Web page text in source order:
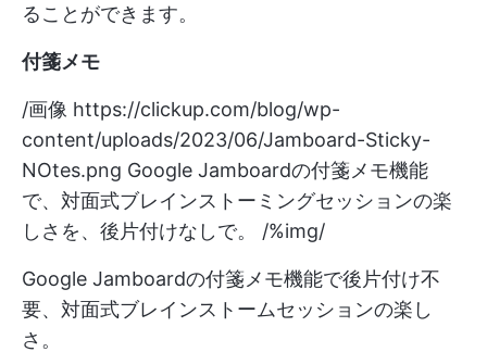
ることができます。
付箋メモ
/画像 https://clickup.com/blog/wp-
content/uploads/2023/06/Jamboard-Sticky-
NOtes.png Google Jamboardの付箋メモ機能
で、対面式ブレインストーミングセッションの楽
しさを、後片付けなしで。 /%img/
Google Jamboardの付箋メモ機能で後片付け不
要、対面式ブレインストームセッションの楽し
さ。